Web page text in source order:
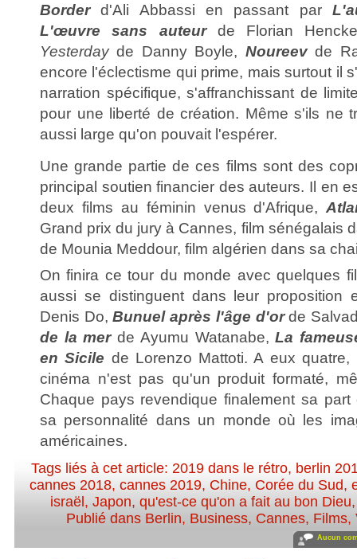
Borderd'Ali Abbassi en passant par
L'œuvre sans auteurde Florian
Yesterdayde Danny Boyle, Noureevde
encore l'éclectisme qui prime, mais surtout il
narration spécifique, s'affranchissant de
pour une liberté de création. Même s'ils ne
aussi large qu'on pouvait l'espérer.
Une grande partie de ces films sont des
principal soutien financier des auteurs. Il en
deux films au féminin venus d'Afrique,
Grand prix du jury à Cannes, film sénégalais
de Mounia Meddour, film algérien dans sa
On finira ce tour du monde avec quelques
aussi se distinguent dans leur proposition
Denis Do,Bunuel après l'âge d'orde
de la merde Ayumu Watanabe,La
en Sicile de Lorenzo Mattoti. A eux
cinéma n'est pas qu'un produit formaté,
Chaque pays revendique finalement sa part
sa personnalité dans un monde où les
américaines.
Tags liés à cet article: 2019 dans le rétro, berlin
cannes 2018, cannes 2019, Chine, Corée du Sud,
israël ,Japon,qu'est-ce qu'on a fait au bon Dieu
Publié dans Berlin, Business, Cannes, Films,
Aucun